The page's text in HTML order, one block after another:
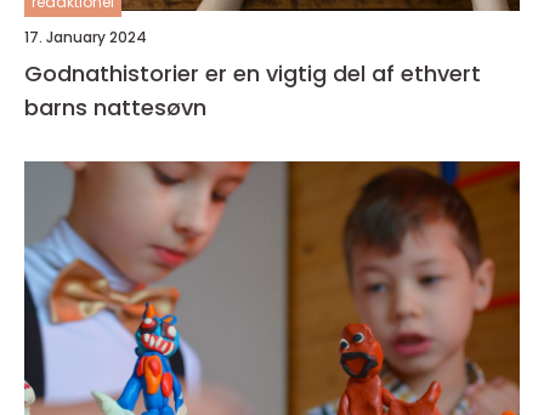
17. January 2024
Godnathistorier er en vigtig del af ethvert
barns nattesøvn